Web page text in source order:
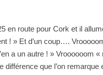
en route pour Cork et il
! » Et d’un coup….
a un autre ! » Vroooooom
que l’on